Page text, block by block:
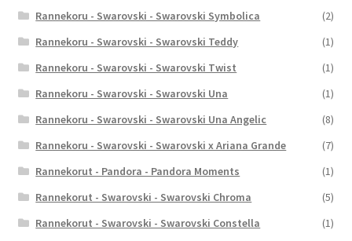
Rannekoru - Swarovski - Swarovski Symbolica
(2)
Rannekoru - Swarovski - Swarovski Teddy
(1)
Rannekoru - Swarovski - Swarovski Twist
(1)
Rannekoru - Swarovski - Swarovski Una
(1)
Rannekoru - Swarovski - Swarovski Una Angelic
(8)
Rannekoru - Swarovski - Swarovski x Ariana Grande
(7)
Rannekorut - Pandora - Pandora Moments
(1)
Rannekorut - Swarovski - Swarovski Chroma
(5)
Rannekorut - Swarovski - Swarovski Constella
(1)